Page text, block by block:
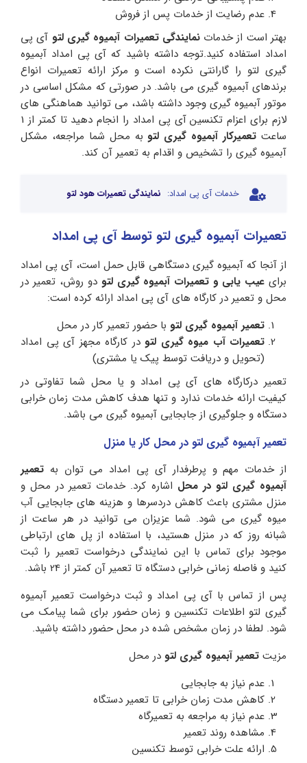
عدم رضایت از خدمات پس از فروش
بهتر است از خدمات نمایندگی تعمیرات آبمیوه گیری لتو آی پی
امداد استفاده کنید.توجه داشته باشید که آی پی امداد آبمیوه
گیری لتو را گارانتی نکرده است و مرکز ارائه تعمیرات انواع
برندهای آبمیوه گیری می باشد. در صورتی که مشکل اساسی در
موتور آبمیوه گیری وجود داشته باشد، می توانید هماهنگی های
لازم برای اعزام تکنسین آی پی امداد را انجام دهید تا کمتر از 1
ساعتتعمیرکار آبمیوه گیری لتوبه محل شما مراجعه، مشکل
آبمیوه گیری را تشخیص و اقدام به تعمیر آن کند.
خدمات آی پی امداد: نمایندگی تعمیرات هود لتو
تعمیرات آبمیوه گیری لتو توسط آی پی امداد
از آنجا که آبمیوه گیری دستگاهی قابل حمل است، آی پی امداد
برایعیب یابی و تعمیرات آبمیوه گیری لتو دو روش، تعمیر در
محل و تعمیر در کارگاه های آی پی امداد ارائه کرده است:
تعمیر آبمیوه گیری لتو با حضور تعمیر کار در محل
تعمیرات آب میوه گیری لتو در کارگاه مجهز آی پی امداد
(تحویل و دریافت توسط پیک یا مشتری)
تعمیر درکارگاه های آی پی امداد و یا محل شما تفاوتی در
کیفیت ارائه خدمات ندارد و تنها هدف کاهش مدت زمان خرابی
دستگاه و جلوگیری از جابجایی آبمیوه گیری می باشد.
تعمیر آبمیوه گیری لتو در محل کار یا منزل
از خدمات مهم و پرطرفدار آی پی امداد می توان به تعمیر
آبمیوه گیری لتو در محل اشاره کرد. خدمات تعمیر در محل و
منزل مشتری باعث کاهش دردسرها و هزینه های جابجایی آب
میوه گیری می شود. شما عزیزان می توانید در هر ساعت از
شبانه روز که در منزل هستید، با استفاده از پل های ارتباطی
موجود برای تماس با این نمایندگی درخواست تعمیر را ثبت
کنید و فاصله زمانی خرابی دستگاه تا تعمیر آن کمتر از 24 باشد.
پس از تماس با آی پی امداد و ثبت درخواست تعمیر آبمیوه
گیری لتو اطلاعات تکنسین و زمان حضور برای شما پیامک می
شود. لطفا در زمان مشخص شده در محل حضور داشته باشید.
مزیت تعمیر آبمیوه گیری لتو در محل
عدم نیاز به جابجایی
کاهش مدت زمان خرابی تا تعمیر دستگاه
عدم نیاز به مراجعه به تعمیرگاه
مشاهده روند تعمیر
ارائه علت خرابی توسط تکنسین